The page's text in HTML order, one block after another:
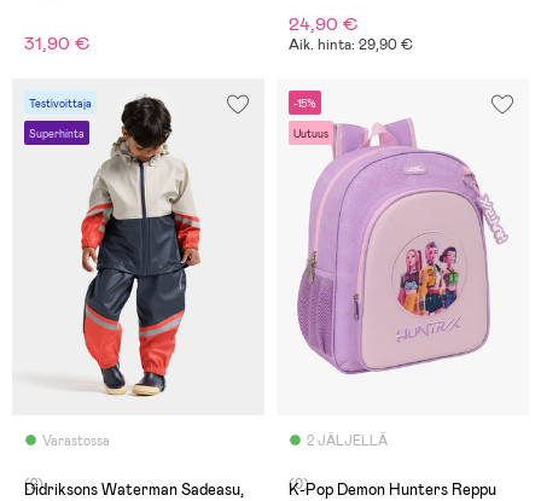
31,90 €
24,90 €
Aik. hinta: 29,90 €
Testivoittaja
Superhinta
Varastossa
(2)
Didriksons Waterman Sadeasu,
-15%
Uutuus
2 JÄLJELLÄ
(0)
K-Pop Demon Hunters Reppu